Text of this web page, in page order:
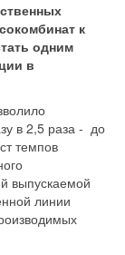
к
одним
в
в 2,5 раза - до
темпов
выпускаемой
линии